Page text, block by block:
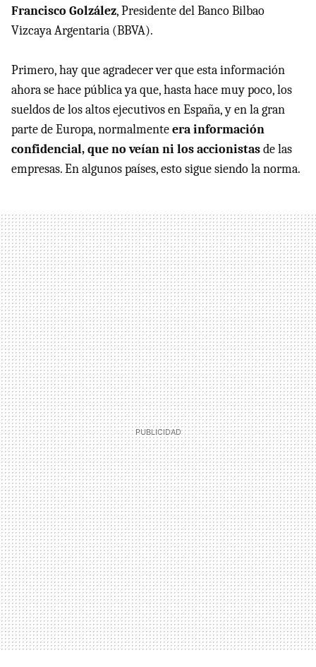
Francisco Golzález, Presidente del Banco Bilbao
Vizcaya Argentaria (BBVA).
Primero, hay que agradecer ver que esta información
ahora se hace pública ya que, hasta hace muy poco, los
sueldos de los altos ejecutivos en España, y en la gran
parte de Europa, normalmenteera información
confidencial, que no veían ni los accionistasde las
empresas. En algunos países, esto sigue siendo la norma.